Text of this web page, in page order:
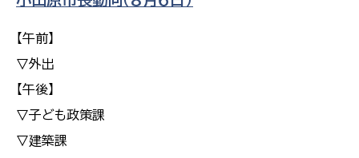
【午前】
▽外出
【午後】
▽子ども政策課
▽建築課